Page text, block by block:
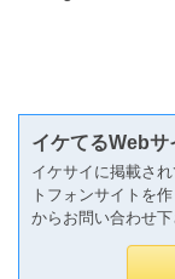
イケてるWeb
イケサイに掲載さ
トフォンサイトを
からお問い合わせ下